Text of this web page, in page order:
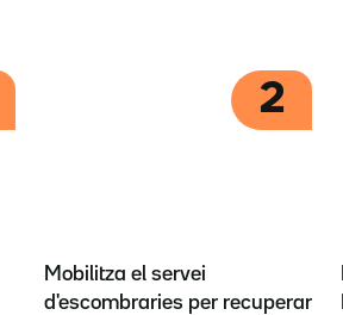
2
Mobilitza el servei
d'escombraries per recuperar